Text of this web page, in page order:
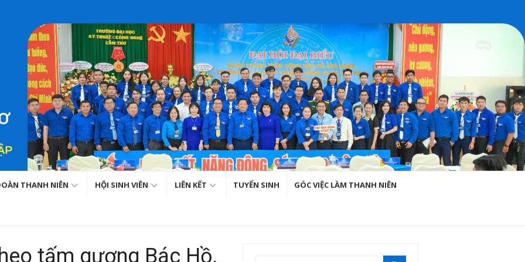
THANH NIÊN HỘI SINH VIÊN LIÊN KẾT TUYỂN SINH GÓC VIỆC LÀM THANH NIÊN
tấm gương Bác Hồ,